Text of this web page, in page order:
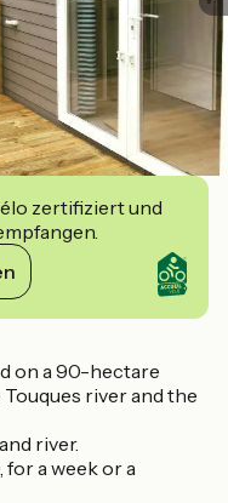
zertifiziert und
on a 90-hectare
Touques river and the
river.
for a week or a